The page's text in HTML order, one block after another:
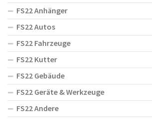
FS22 Anhänger
FS22 Autos
FS22 Fahrzeuge
FS22 Kutter
FS22 Gebäude
FS22 Geräte & Werkzeuge
FS22 Andere